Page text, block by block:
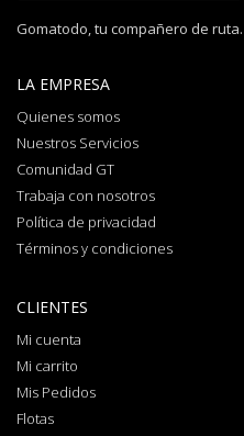
Gomatodo, tu compañero de ruta.
LA EMPRESA
Quienes somos
Nuestros Servicios
Comunidad GT
Trabaja con nosotros
Política de privacidad
Términos y condiciones
CLIENTES
Mi cuenta
Mi carrito
Mis Pedidos
Flotas